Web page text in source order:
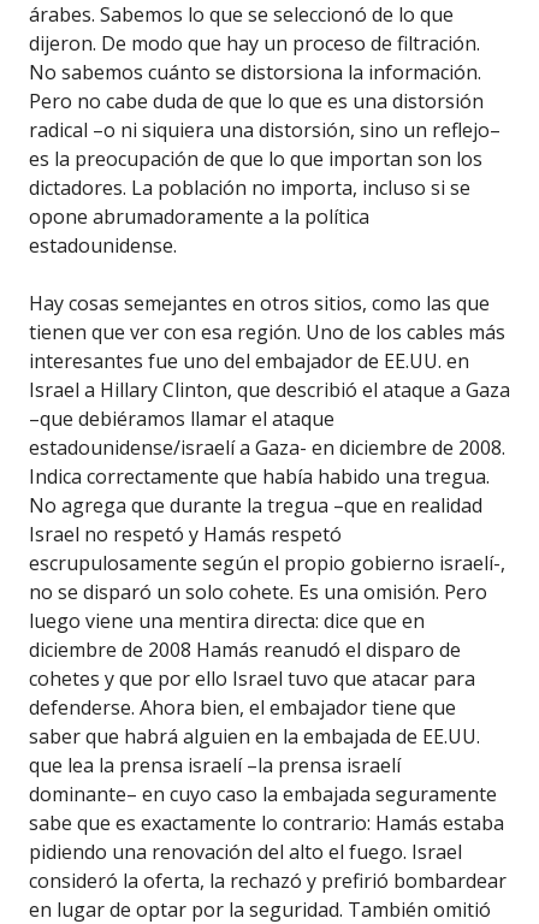
árabes. Sabemos lo que se seleccionó de lo que
dijeron. De modo que hay un proceso de filtración.
No sabemos cuánto se distorsiona la información.
Pero no cabe duda de que lo que es una distorsión
radical –o ni siquiera una distorsión, sino un reflejo–
es la preocupación de que lo que importan son los
dictadores. La población no importa, incluso si se
opone abrumadoramente a la política
estadounidense.
Hay cosas semejantes en otros sitios, como las que
tienen que ver con esa región. Uno de los cables más
interesantes fue uno del embajador de EE.UU. en
Israel a Hillary Clinton, que describió el ataque a Gaza
–que debiéramos llamar el ataque
estadounidense/israelí a Gaza- en diciembre de 2008.
Indica correctamente que había habido una tregua.
No agrega que durante la tregua –que en realidad
Israel no respetó y Hamás respetó
escrupulosamente según el propio gobierno israelí-,
no se disparó un solo cohete. Es una omisión. Pero
luego viene una mentira directa: dice que en
diciembre de 2008 Hamás reanudó el disparo de
cohetes y que por ello Israel tuvo que atacar para
defenderse. Ahora bien, el embajador tiene que
saber que habrá alguien en la embajada de EE.UU.
que lea la prensa israelí –la prensa israelí
dominante– en cuyo caso la embajada seguramente
sabe que es exactamente lo contrario: Hamás estaba
pidiendo una renovación del alto el fuego. Israel
consideró la oferta, la rechazó y prefirió bombardear
en lugar de optar por la seguridad. También omitió